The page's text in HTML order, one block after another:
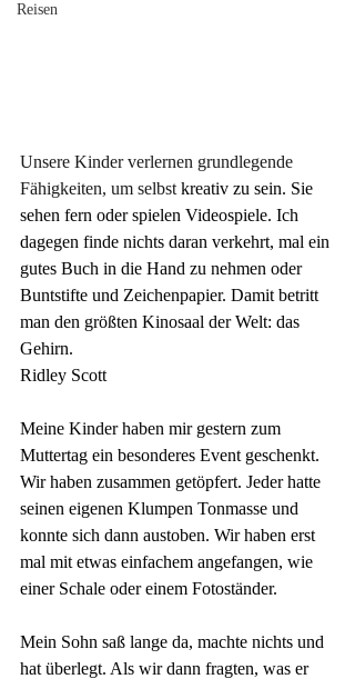
Reisen
Unsere Kinder verlernen grundlegende
Fähigkeiten, um selbst kreativ zu sein. Sie
sehen fern oder spielen Videospiele. Ich
dagegen finde nichts daran verkehrt, mal ein
gutes Buch in die Hand zu nehmen oder
Buntstifte und Zeichenpapier. Damit betritt
man den größten Kinosaal der Welt: das
Gehirn.
Ridley Scott
Meine Kinder haben mir gestern zum
Muttertag ein besonderes Event geschenkt.
Wir haben zusammen getöpfert. Jeder hatte
seinen eigenen Klumpen Tonmasse und
konnte sich dann austoben. Wir haben erst
mal mit etwas einfachem angefangen, wie
einer Schale oder einem Fotoständer.
Mein Sohn saß lange da, machte nichts und
hat überlegt. Als wir dann fragten, was er